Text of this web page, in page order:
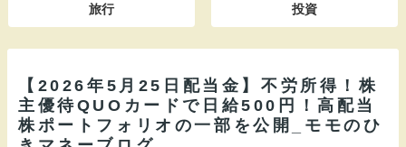
旅行 投資
【2026年5月25日配当金】不労所得！株
主優待QUOカードで日給500円！高配当
株ポートフォリオの一部を公開_モモのひ